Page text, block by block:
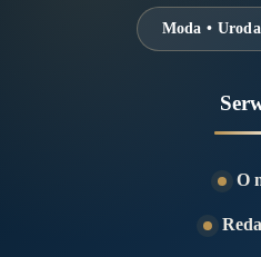
Moda •
O